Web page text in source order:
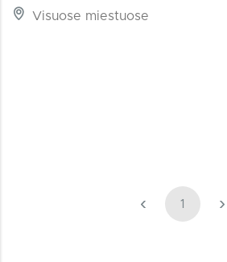
Visuose miestuose
‹ 1 ›